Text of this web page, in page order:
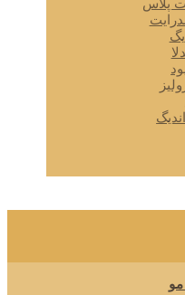
پلاس
مو